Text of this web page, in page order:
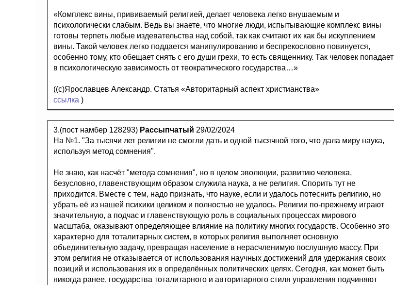
«Комплекс вины, прививаемый религией, делает человека легко внушаемым и
психологически слабым. Ведь вы знаете, что многие люди, испытывающие комплекс вины
готовы терпеть любые издевательства над собой, так как считают их как бы искуплением
вины. Такой человек легко поддается манипулированию и беспрекословно повинуется,
особенно тому, кто обещает снять с его души грехи, то есть священнику. Так человек попадает
в психологическую зависимость от теократического государства…»
((с)Ярославцев Александр. Статья «Авторитарный аспект христианства»
ссылка )
3.(пост намбер 128293) Рассыпчатый 29/02/2024
На №1. "За тысячи лет религии не смогли дать и одной тысячной того, что дала миру наука,
используя метод сомнения".
Не знаю, как насчёт "метода сомнения", но в целом эволюции, развитию человека,
безусловно, главенствующим образом служила наука, а не религия. Спорить тут не
приходится. Вместе с тем, надо признать, что науке, если и удалось потеснить религию, но
убрать её из нашей психики целиком и полностью не удалось. Религии по-прежнему играют
значительную, а подчас и главенствующую роль в социальных процессах мирового
масштаба, оказывают определяющее влияние на политику многих государств. Особенно это
характерно для тоталитарных систем, в которых религия выполняет основную
объединительную задачу, превращая население в нерасчленимую послушную массу. При
этом религия не отказывается от использования научных достижений для удержания своих
позиций и использования их в определённых политических целях. Сегодня, как может быть
никогда ранее, государства тоталитарного и авторитарного стиля управления подчиняют